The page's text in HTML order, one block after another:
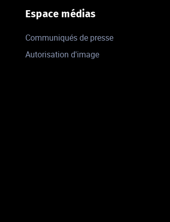
Espace médias
Communiqués de presse
Autorisation d'image